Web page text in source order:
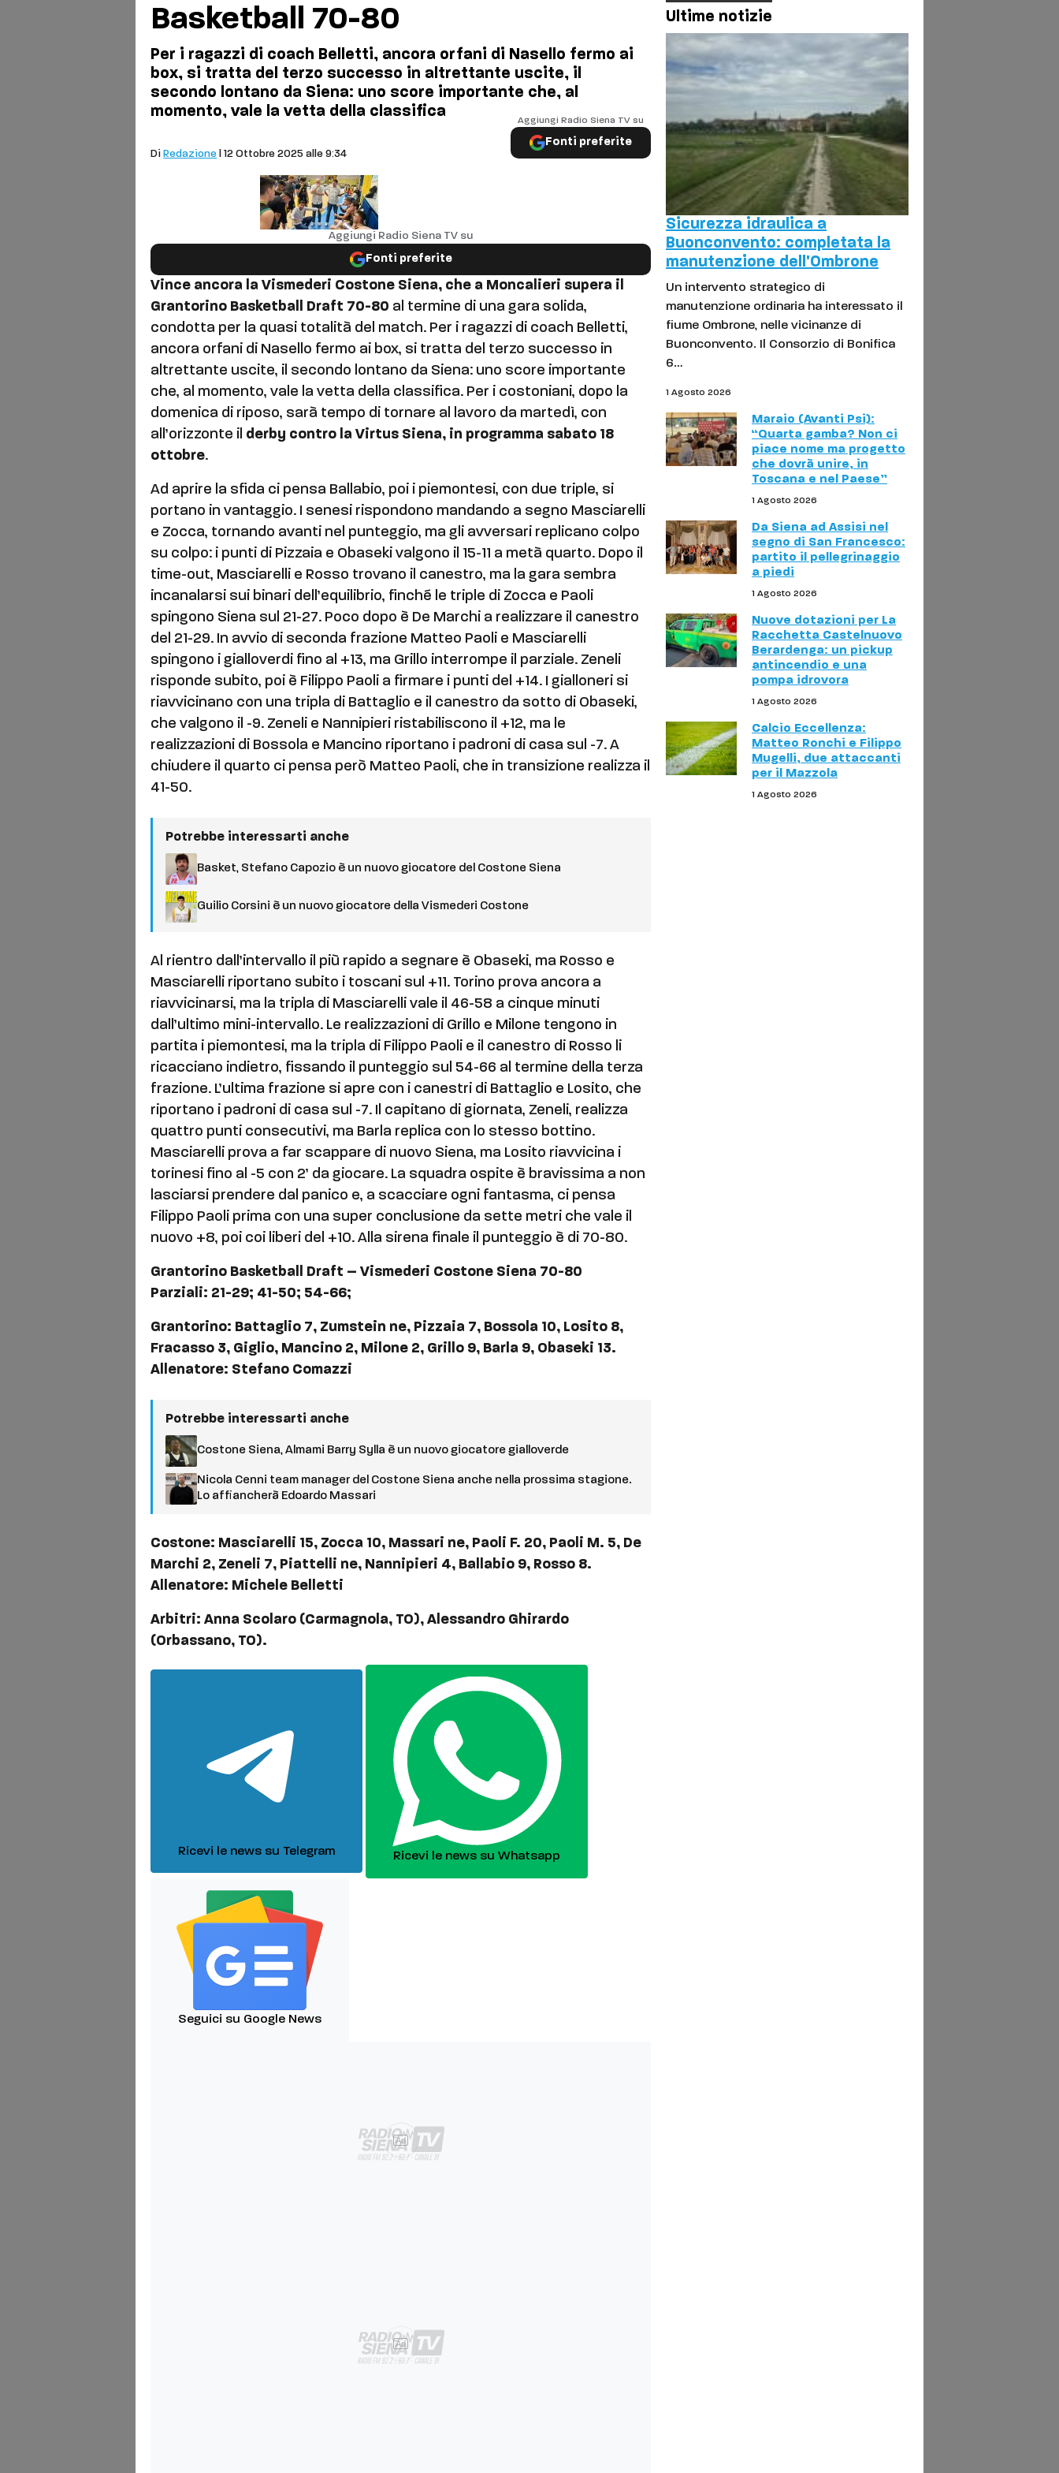
Basketball 70-80
Per i ragazzi di coach Belletti, ancora orfani di Nasello fermo ai
box, si tratta del terzo successo in altrettante uscite, il
secondo lontano da Siena: uno score importante che, al
momento, vale la vetta della classifica
Di Redazione | 12 Ottobre 2025 alle 9:34
Aggiungi Radio Siena TV su
Fonti preferite
Aggiungi Radio Siena TV su
Fonti preferite
Vince ancora la Vismederi Costone Siena, che a Moncalieri supera il
Grantorino Basketball Draft 70-80 al termine di una gara solida,
condotta per la quasi totalità del match. Per i ragazzi di coach Belletti,
ancora orfani di Nasello fermo ai box, si tratta del terzo successo in
altrettante uscite, il secondo lontano da Siena: uno score importante
che, al momento, vale la vetta della classifica. Per i costoniani, dopo la
domenica di riposo, sarà tempo di tornare al lavoro da martedì, con
all’orizzonte il derby contro la Virtus Siena, in programma sabato 18
ottobre.
Ad aprire la sfida ci pensa Ballabio, poi i piemontesi, con due triple, si
portano in vantaggio. I senesi rispondono mandando a segno Masciarelli
e Zocca, tornando avanti nel punteggio, ma gli avversari replicano colpo
su colpo: i punti di Pizzaia e Obaseki valgono il 15-11 a metà quarto. Dopo il
time-out, Masciarelli e Rosso trovano il canestro, ma la gara sembra
incanalarsi sui binari dell’equilibrio, finché le triple di Zocca e Paoli
spingono Siena sul 21-27. Poco dopo è De Marchi a realizzare il canestro
del 21-29. In avvio di seconda frazione Matteo Paoli e Masciarelli
spingono i gialloverdi fino al +13, ma Grillo interrompe il parziale. Zeneli
risponde subito, poi è Filippo Paoli a firmare i punti del +14. I gialloneri si
riavvicinano con una tripla di Battaglio e il canestro da sotto di Obaseki,
che valgono il -9. Zeneli e Nannipieri ristabiliscono il +12, ma le
realizzazioni di Bossola e Mancino riportano i padroni di casa sul -7. A
chiudere il quarto ci pensa però Matteo Paoli, che in transizione realizza il
41-50.
Potrebbe interessarti anche
Basket, Stefano Capozio è un nuovo giocatore del Costone Siena
Guilio Corsini è un nuovo giocatore della Vismederi Costone
Al rientro dall’intervallo il più rapido a segnare è Obaseki, ma Rosso e
Masciarelli riportano subito i toscani sul +11. Torino prova ancora a
riavvicinarsi, ma la tripla di Masciarelli vale il 46-58 a cinque minuti
dall’ultimo mini-intervallo. Le realizzazioni di Grillo e Milone tengono in
partita i piemontesi, ma la tripla di Filippo Paoli e il canestro di Rosso li
ricacciano indietro, fissando il punteggio sul 54-66 al termine della terza
frazione. L’ultima frazione si apre con i canestri di Battaglio e Losito, che
riportano i padroni di casa sul -7. Il capitano di giornata, Zeneli, realizza
quattro punti consecutivi, ma Barla replica con lo stesso bottino.
Masciarelli prova a far scappare di nuovo Siena, ma Losito riavvicina i
torinesi fino al -5 con 2’ da giocare. La squadra ospite è bravissima a non
lasciarsi prendere dal panico e, a scacciare ogni fantasma, ci pensa
Filippo Paoli prima con una super conclusione da sette metri che vale il
nuovo +8, poi coi liberi del +10. Alla sirena finale il punteggio è di 70-80.
Grantorino Basketball Draft – Vismederi Costone Siena 70-80
Parziali: 21-29; 41-50; 54-66;
Grantorino: Battaglio 7, Zumstein ne, Pizzaia 7, Bossola 10, Losito 8,
Fracasso 3, Giglio, Mancino 2, Milone 2, Grillo 9, Barla 9, Obaseki 13.
Allenatore: Stefano Comazzi
Potrebbe interessarti anche
Costone Siena, Almami Barry Sylla è un nuovo giocatore gialloverde
Nicola Cenni team manager del Costone Siena anche nella prossima stagione.
Lo affiancherà Edoardo Massari
Costone: Masciarelli 15, Zocca 10, Massari ne, Paoli F. 20, Paoli M. 5, De
Marchi 2, Zeneli 7, Piattelli ne, Nannipieri 4, Ballabio 9, Rosso 8.
Allenatore: Michele Belletti
Arbitri: Anna Scolaro (Carmagnola, TO), Alessandro Ghirardo
(Orbassano, TO).
Ricevi le news su Telegram Ricevi le news su Whatsapp
Seguici su Google News
Ad
Ad
Ultime notizie
Sicurezza idraulica a
Buonconvento: completata la
manutenzione dell'Ombrone
Un intervento strategico di
manutenzione ordinaria ha interessato il
fiume Ombrone, nelle vicinanze di
Buonconvento. Il Consorzio di Bonifica
6…
1 Agosto 2026
Maraio (Avanti Psi):
“Quarta gamba? Non ci
piace nome ma progetto
che dovrà unire, in
Toscana e nel Paese”
1 Agosto 2026
Da Siena ad Assisi nel
segno di San Francesco:
partito il pellegrinaggio
a piedi
1 Agosto 2026
Nuove dotazioni per La
Racchetta Castelnuovo
Berardenga: un pickup
antincendio e una
pompa idrovora
1 Agosto 2026
Calcio Eccellenza:
Matteo Ronchi e Filippo
Mugelli, due attaccanti
per il Mazzola
1 Agosto 2026